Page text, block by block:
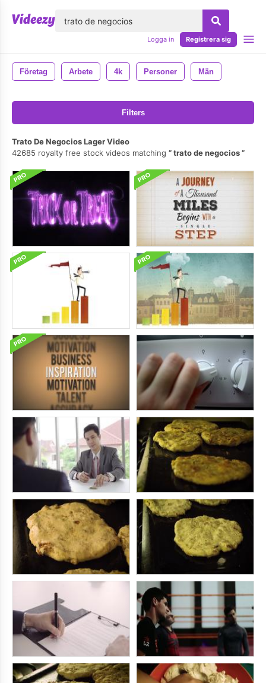
Logga in Registrera sig
Företag Arbete 4k Personer Män
Filters
Trato De Negocios Lager Video
42685 royalty free stock videos matching
trato de negocios